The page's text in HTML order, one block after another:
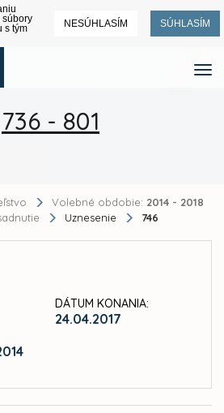
súbory
s tým
NESÚHLASÍM SÚHLASÍM
736 - 801
Volebné obdobie: 2014 - 2018
Uznesenie 746
DÁTUM KONANIA:
24.04.2017